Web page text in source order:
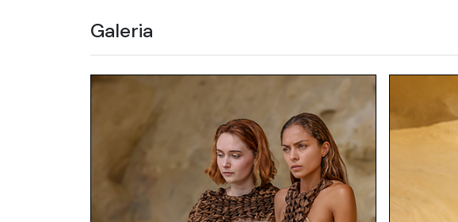
Galeria